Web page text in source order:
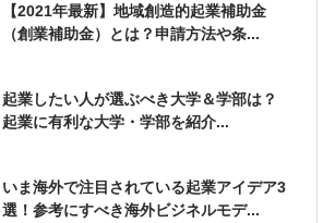
【2021年最新】地域創造的起業補助金
（創業補助金）とは？申請方法や条...
起業したい人が選ぶべき大学＆学部は？
起業に有利な大学・学部を紹介...
いま海外で注目されている起業アイデア3
選！参考にすべき海外ビジネルモデ...